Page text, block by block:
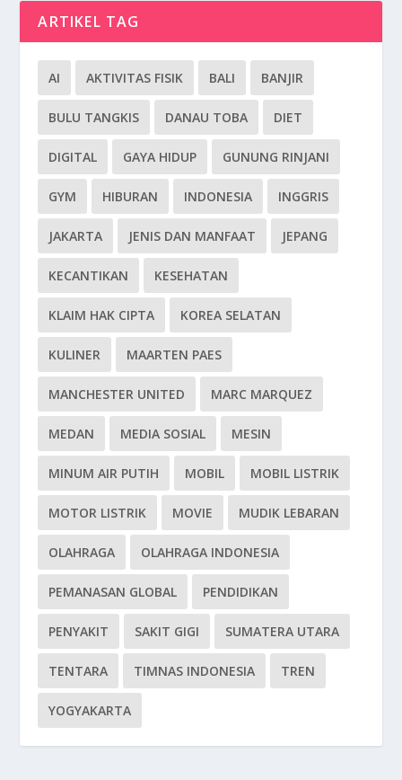
ARTIKEL TAG
AI AKTIVITAS FISIK BALI BANJIR
BULU TANGKIS DANAU TOBA DIET
DIGITAL GAYA HIDUP GUNUNG RINJANI
GYM HIBURAN INDONESIA INGGRIS
JAKARTA JENIS DAN MANFAAT JEPANG
KECANTIKAN KESEHATAN
KLAIM HAK CIPTA KOREA SELATAN
KULINER MAARTEN PAES
MANCHESTER UNITED MARC MARQUEZ
MEDAN MEDIA SOSIAL MESIN
MINUM AIR PUTIH MOBIL MOBIL LISTRIK
MOTOR LISTRIK MOVIE MUDIK LEBARAN
OLAHRAGA OLAHRAGA INDONESIA
PEMANASAN GLOBAL PENDIDIKAN
PENYAKIT SAKIT GIGI SUMATERA UTARA
TENTARA TIMNAS INDONESIA TREN
YOGYAKARTA